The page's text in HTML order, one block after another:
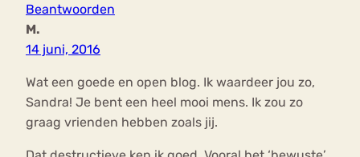
Beantwoorden
M.
14 juni, 2016
Wat een goede en open blog. Ik waardeer jou zo,
Sandra! Je bent een heel mooi mens. Ik zou zo
graag vrienden hebben zoals jij.